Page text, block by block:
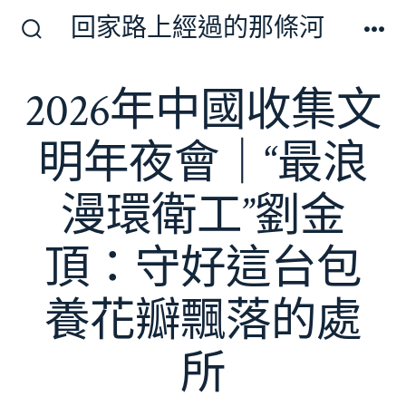
換
開
關
回家路上經過的那條河
2026年中國收集文
明年夜會｜“最浪
漫環衛工”劉金
頂：守好這台包
養花瓣飄落的處
所